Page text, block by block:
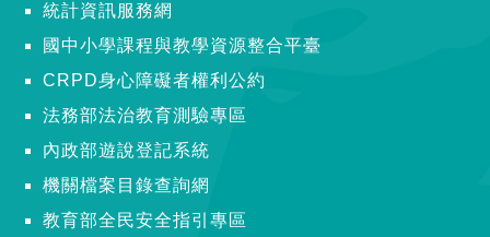
統計資訊服務網
國中小學課程與教學資源整合平臺
CRPD身心障礙者權利公約
法務部法治教育測驗專區
內政部遊說登記系統
機關檔案目錄查詢網
教育部全民安全指引專區